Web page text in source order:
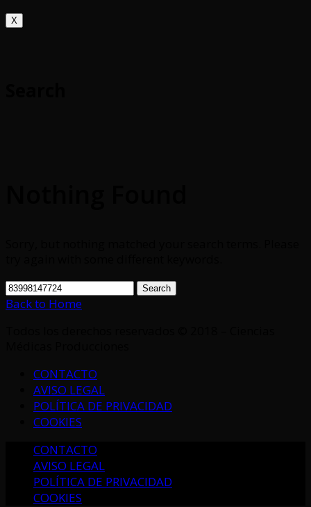
X
Search
Back to Home
CONTACTO
AVISO LEGAL
POLÍTICA DE PRIVACIDAD
COOKIES
CONTACTO
AVISO LEGAL
POLÍTICA DE PRIVACIDAD
COOKIES